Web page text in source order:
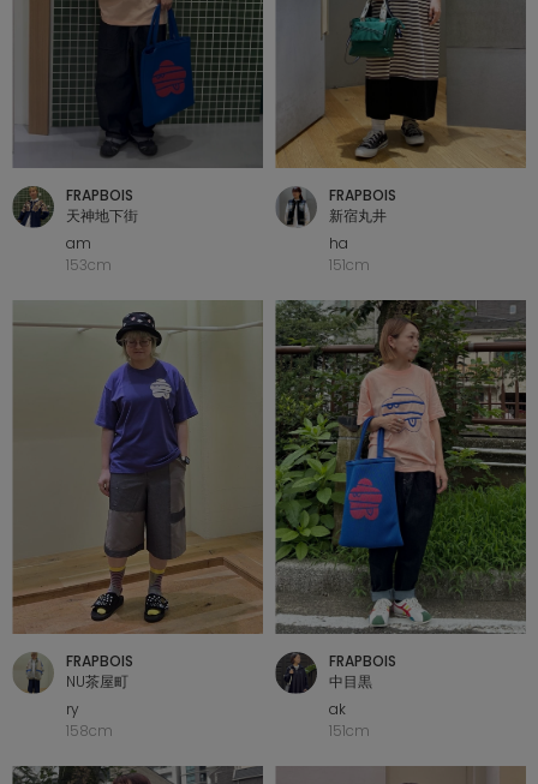
FRAPBOIS
天神地下街
am
153cm
FRAPBOIS
新宿丸井
ha
151cm
FRAPBOIS
NU茶屋町
ry
158cm
FRAPBOIS
中目黒
ak
151cm